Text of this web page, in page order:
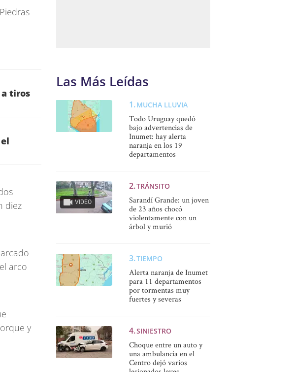
tiros
diez
arco
y
Las Más Leídas
MUCHA LLUVIA
Todo Uruguay quedó
bajo advertencias de
Inumet: hay alerta
naranja en los 19
departamentos
VIDEO
TRÁNSITO
Sarandí Grande: un joven
de 23 años chocó
violentamente con un
árbol y murió
TIEMPO
Alerta naranja de Inumet
para 11 departamentos
por tormentas muy
fuertes y severas
SINIESTRO
Choque entre un auto y
una ambulancia en el
Centro dejó varios